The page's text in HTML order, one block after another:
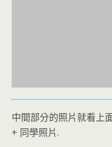
中間部分的照片就看上
+ 同學照片.